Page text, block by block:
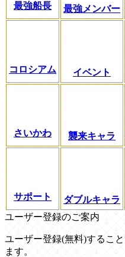
最強船長 最強メンバー
コロシアム イベント
さいかわ 襲来キャラ
サポート ダブルキャラ
ユーザー登録のご案内
ユーザー登録(無料)するこ
ます。